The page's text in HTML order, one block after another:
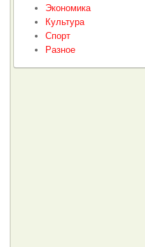
Экономика
Культура
Спорт
Разное